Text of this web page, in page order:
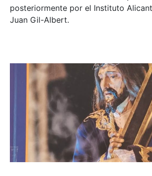
posteriormente por el Instituto
Juan Gil-Albert.